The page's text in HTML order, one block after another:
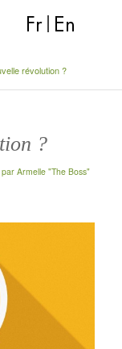
Fr En
révolution ?
?
par Armelle "The Boss"